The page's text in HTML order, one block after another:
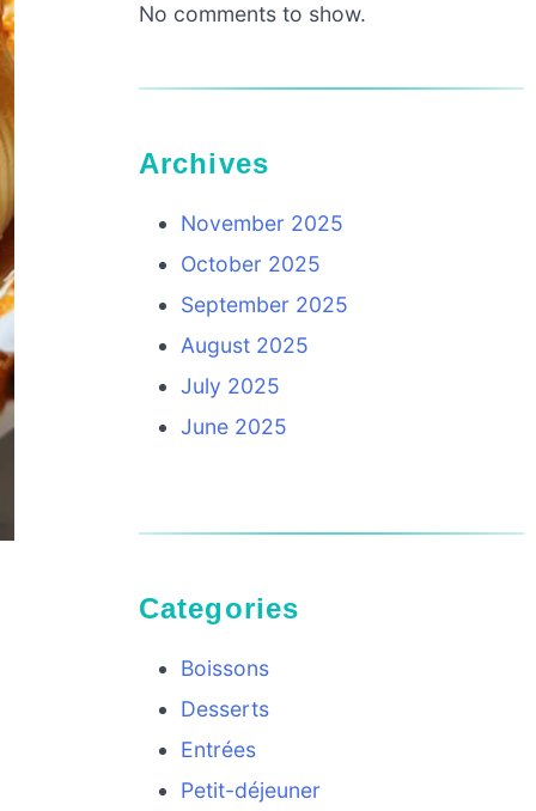
No comments to show.
Archives
November 2025
October 2025
September 2025
August 2025
July 2025
June 2025
Categories
Boissons
Desserts
Entrées
Petit-déjeuner